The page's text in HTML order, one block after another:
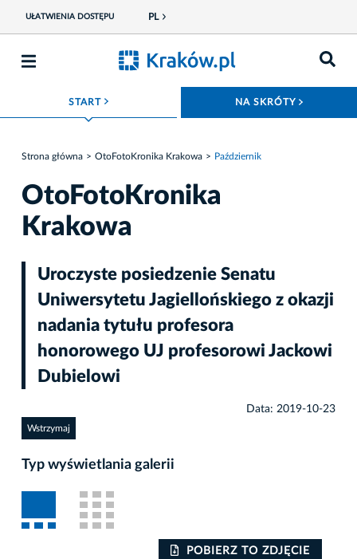
UŁATWIENIA DOSTĘPU PL
START ROZWIŃ MENU NA SKRÓTY
Strona główna OtoFotoKronika Krakowa Październik
OtoFotoKronika
Krakowa
Uroczyste posiedzenie Senatu
Uniwersytetu Jagiellońskiego z okazji
nadania tytułu profesora
honorowego UJ profesorowi Jackowi
Dubielowi
Data: 2019-10-23
Wstrzymaj
Typ wyświetlania galerii
POBIERZ TO ZDJĘCIE